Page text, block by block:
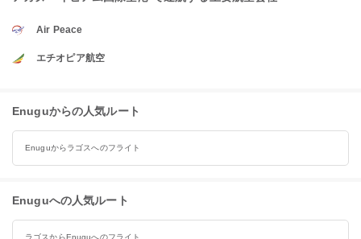
Air Peace
エチオピア航空
Enuguからの人気ルート
Enuguからラゴスへのフライト
Enuguへの人気ルート
ラゴスからEnuguへのフライト